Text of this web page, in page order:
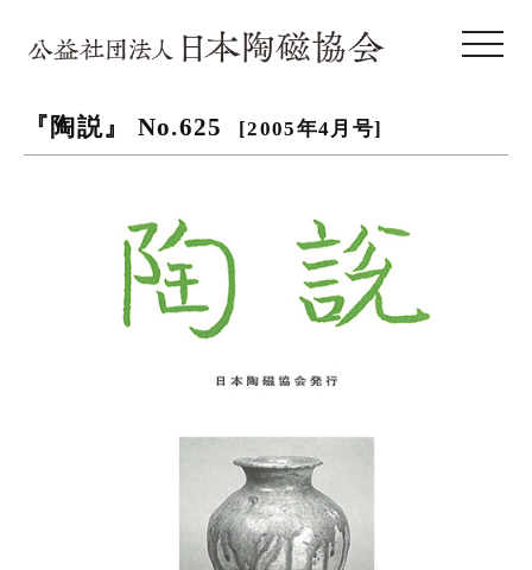
toggle
『陶説』 No.625 [2005年4月号]